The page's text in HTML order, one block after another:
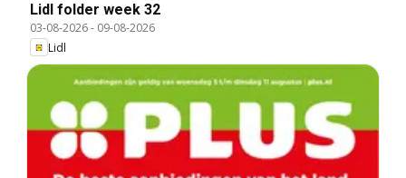
Lidl folder week 32
03-08-2026- 09-08-2026
Lidl